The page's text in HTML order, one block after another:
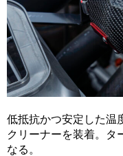
低抵抗かつ安定した温
クリーナーを装着。タ
なる。